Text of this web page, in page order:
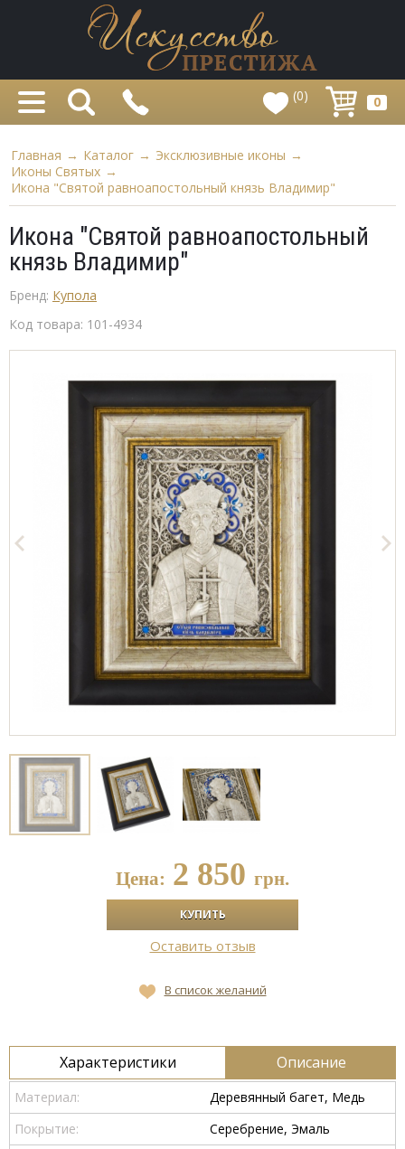
(0) 0
Главная → Каталог → Эксклюзивные иконы →
Иконы Святых →
Икона "Святой равноапостольный князь Владимир"
Икона "Святой равноапостольный
князь Владимир"
Бренд: Купола
Код товара: 101-4934
Цена: 2 850 грн.
Оставить отзыв
В список желаний
Характеристики Описание
Материал:
Деревянный багет, Медь
Покрытие:
Серебрение, Эмаль